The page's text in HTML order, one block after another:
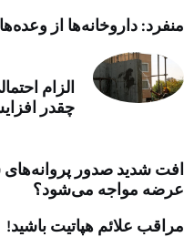
منفرد: داروخانه‌ها از وعده‌ها
الزام
چقدر
افت شدید صدور پروانه‌های
عرضه مواجه می‌شود؟
مراقب علائم هپاتیت باشید!